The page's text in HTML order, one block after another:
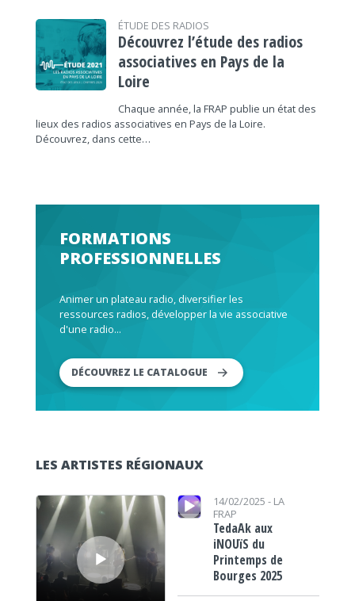
ÉTUDE DES RADIOS
Découvrez l’étude des radios
associatives en Pays de la
Loire
Chaque année, la FRAP publie un état des
lieux des radios associatives en Pays de la Loire.
Découvrez, dans cette…
FORMATIONS
PROFESSIONNELLES
Animer un plateau radio, diversifier les
ressources radios, développer la vie associative
d'une radio...
DÉCOUVREZ LE CATALOGUE
LES ARTISTES RÉGIONAUX
Lecteur audio
Lecteur audio 14/02/2025 - LA
FRAP
TedaAk aux
iNOUïS du
Printemps de
Bourges 2025